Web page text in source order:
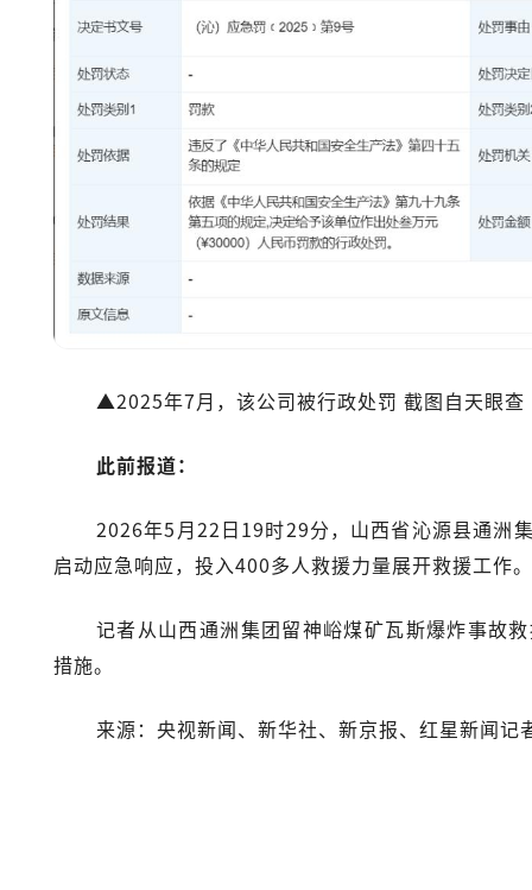
▲2025年7月，该公司被行政处罚 截图自天眼查
此前报道：
2026年5月22日19时29分，山西省沁源县通洲
启动应急响应，投入400多人救援力量展开救援工作
记者从山西通洲集团留神峪煤矿瓦斯爆炸事故
措施。
来源：央视新闻、新华社、新京报、红星新闻记